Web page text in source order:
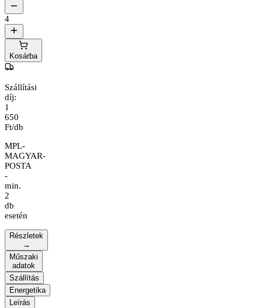
4
Kosárba
Szállítási
díj:
1
650
Ft/db
MPL-
MAGYAR-
POSTA
-
min.
2
db
esetén
Részletek
→
Műszaki
adatok
Szállítás
Energetika
Leírás